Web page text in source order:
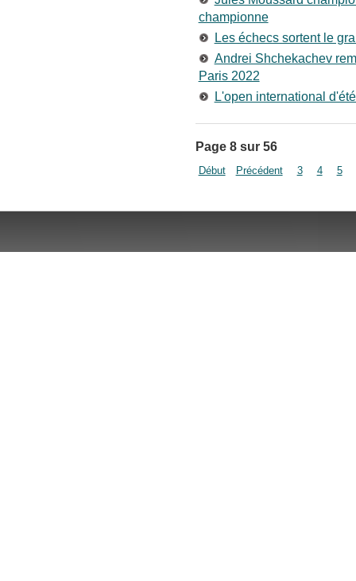
championne
Les échecs sortent le
Andrei Shchekachev
Paris 2022
L'open international
Page 8 sur 56
Début Précédent 3 4 5